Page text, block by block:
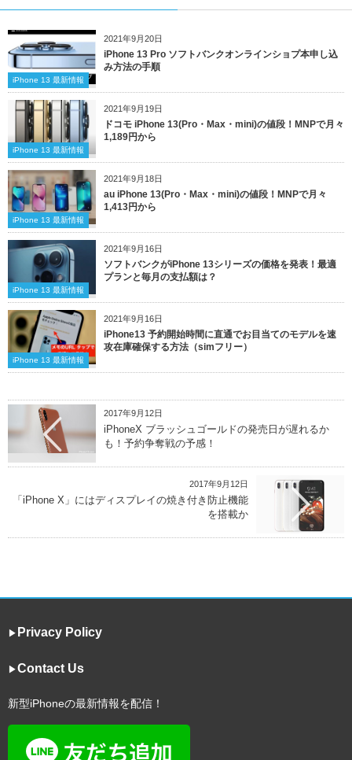
2021年9月20日
iPhone 13 最新情報
iPhone 13 Pro ソフトバンクオンラインショプ本申し込
み方法の手順
2021年9月19日
iPhone 13 最新情報
ドコモ iPhone 13(Pro・Max・mini)の値段！MNPで月々
1,189円から
2021年9月18日
iPhone 13 最新情報
au iPhone 13(Pro・Max・mini)の値段！MNPで月々
1,413円から
2021年9月16日
iPhone 13 最新情報
ソフトバンクがiPhone 13シリーズの価格を発表！最適
プランと毎月の支払額は？
2021年9月16日
iPhone 13 最新情報
iPhone13 予約開始時間に直通でお目当てのモデルを速
攻在庫確保する方法（simフリー）
2017年9月12日
iPhoneX ブラッシュゴールドの発売日が遅れるか
も！予約争奪戦の予感！
2017年9月12日
「iPhone X」にはディスプレイの焼き付き防止機能
を搭載か
▶︎ Privacy Policy
▶︎Contact Us
新型iPhoneの最新情報を配信！